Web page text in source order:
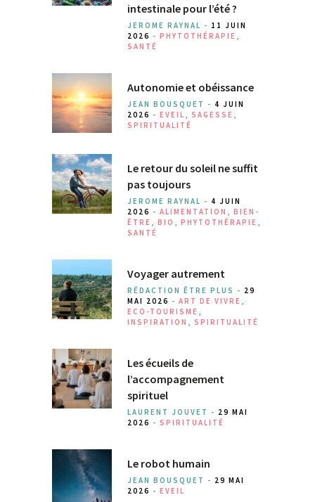
intestinale pour l’été ?
JEROME RAYNAL - 11 JUIN
2026 - PHYTOTHÉRAPIE
SANTÉ
Autonomie et obéissance
JEAN BOUSQUET - 4 JUIN
2026 - EVEIL SAGESSE
SPIRITUALITÉ
Le retour du soleil ne suffit
pas toujours
JEROME RAYNAL - 4 JUIN
2026 - ALIMENTATION
BIEN-
ÊTRE
BIO PHYTOTHÉRAPIE
SANTÉ
Voyager autrement
RÉDACTION ÊTRE PLUS - 29
MAI 2026 - ART DE VIVRE
ECO-TOURISME
INSPIRATION
SPIRITUALITÉ
Les écueils de
l’accompagnement
spirituel
LAURENT JOUVET - 29 MAI
2026 - SPIRITUALITÉ
Le robot humain
JEAN BOUSQUET - 29 MAI
2026 - EVEIL